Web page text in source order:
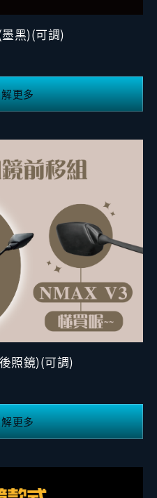
黑)(可調)
更多
照鏡)(可調)
更多